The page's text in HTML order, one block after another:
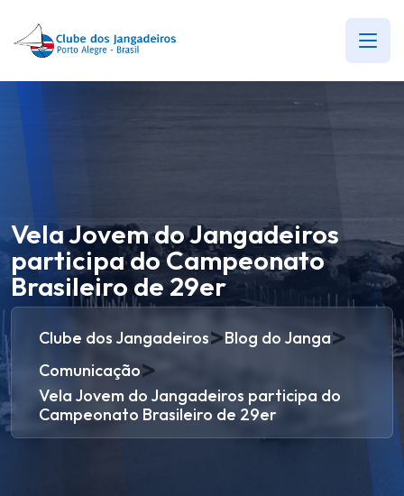
Vela Jovem do Jangadeiros
participa do Campeonato
Brasileiro de 29er
Clube dos Jangadeiros>Blog do Janga>
Comunicação>
Vela Jovem do Jangadeiros participa do
Campeonato Brasileiro de 29er